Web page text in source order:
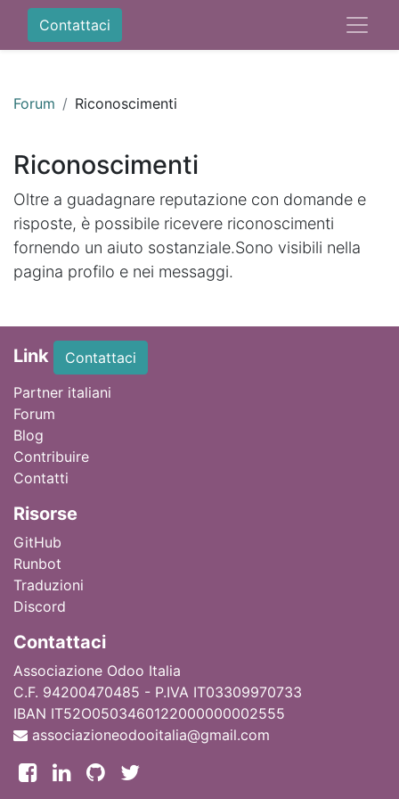
Contattaci
Forum Riconoscimenti
Riconoscimenti
Oltre a guadagnare reputazione con domande e
risposte, è possibile ricevere riconoscimenti
fornendo un aiuto sostanziale.Sono visibili nella
pagina profilo e nei messaggi.
Link
Contattaci
Partner italiani
Forum
Blog
Contribuire
Contatti
Risorse
GitHub
Runbot
Traduzioni
Discord
Contattaci
Associazione Odoo Italia
C.F. 94200470485 - P.IVA IT03309970733
IBAN IT52O0503460122000000002555
associazioneodooitalia@gmail.com